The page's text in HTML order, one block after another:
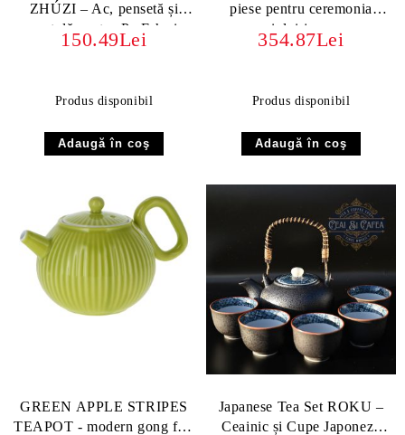
ZHÚZI – Ac, pensetă și
spatulă pentru Pu Erh și
Gong Fu Cha
150.49Lei
Produs disponibil
piese pentru ceremonia
ceaiului japonez
354.87Lei
Produs disponibil
GREEN APPLE STRIPES
TEAPOT - modern gong fu -
Japanese Tea Set ROKU –
Ceainic și Cupe Japoneze